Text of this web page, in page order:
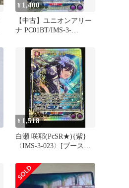
¥ 1,400
【中古】ユニオンアリー
ナ PC01BT/IMS-3-
咲耶(アイドル金箔押しサ
イン入り)
¥ 1,518
白瀬 咲耶(PcSR★){紫}
〈IMS-3-023〉[ブースタ
ー シャイニーカラーズ
【UA04BT】]ユニオンア
リーナ パラレル